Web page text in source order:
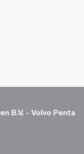
B.V. - Volvo Penta